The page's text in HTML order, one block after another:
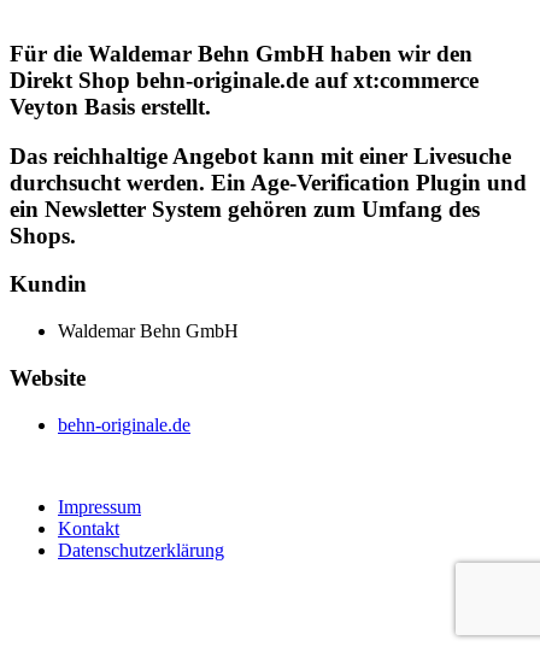
Für die Waldemar Behn GmbH haben wir den
Direkt Shop behn-originale.de auf xt:commerce
Veyton Basis erstellt.
Das reichhaltige Angebot kann mit einer Livesuche
durchsucht werden. Ein Age-Verification Plugin und
ein Newsletter System gehören zum Umfang des
Shops.
Kundin
Waldemar Behn GmbH
Website
behn-originale.de
Impressum
Kontakt
Datenschutzerklärung